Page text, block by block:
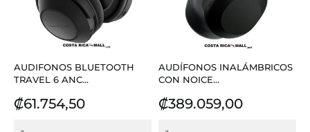
AUDIFONOS BLUETOOTH
TRAVEL 6 ANC...
Precio
₡61.754,50
AUDÍFONOS INALÁMBRICOS
CON NOICE...
Precio
₡389.059,00